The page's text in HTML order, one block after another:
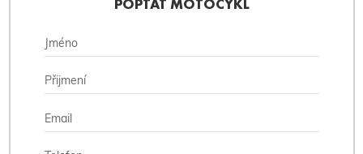
POPTAT MOTOCYKL